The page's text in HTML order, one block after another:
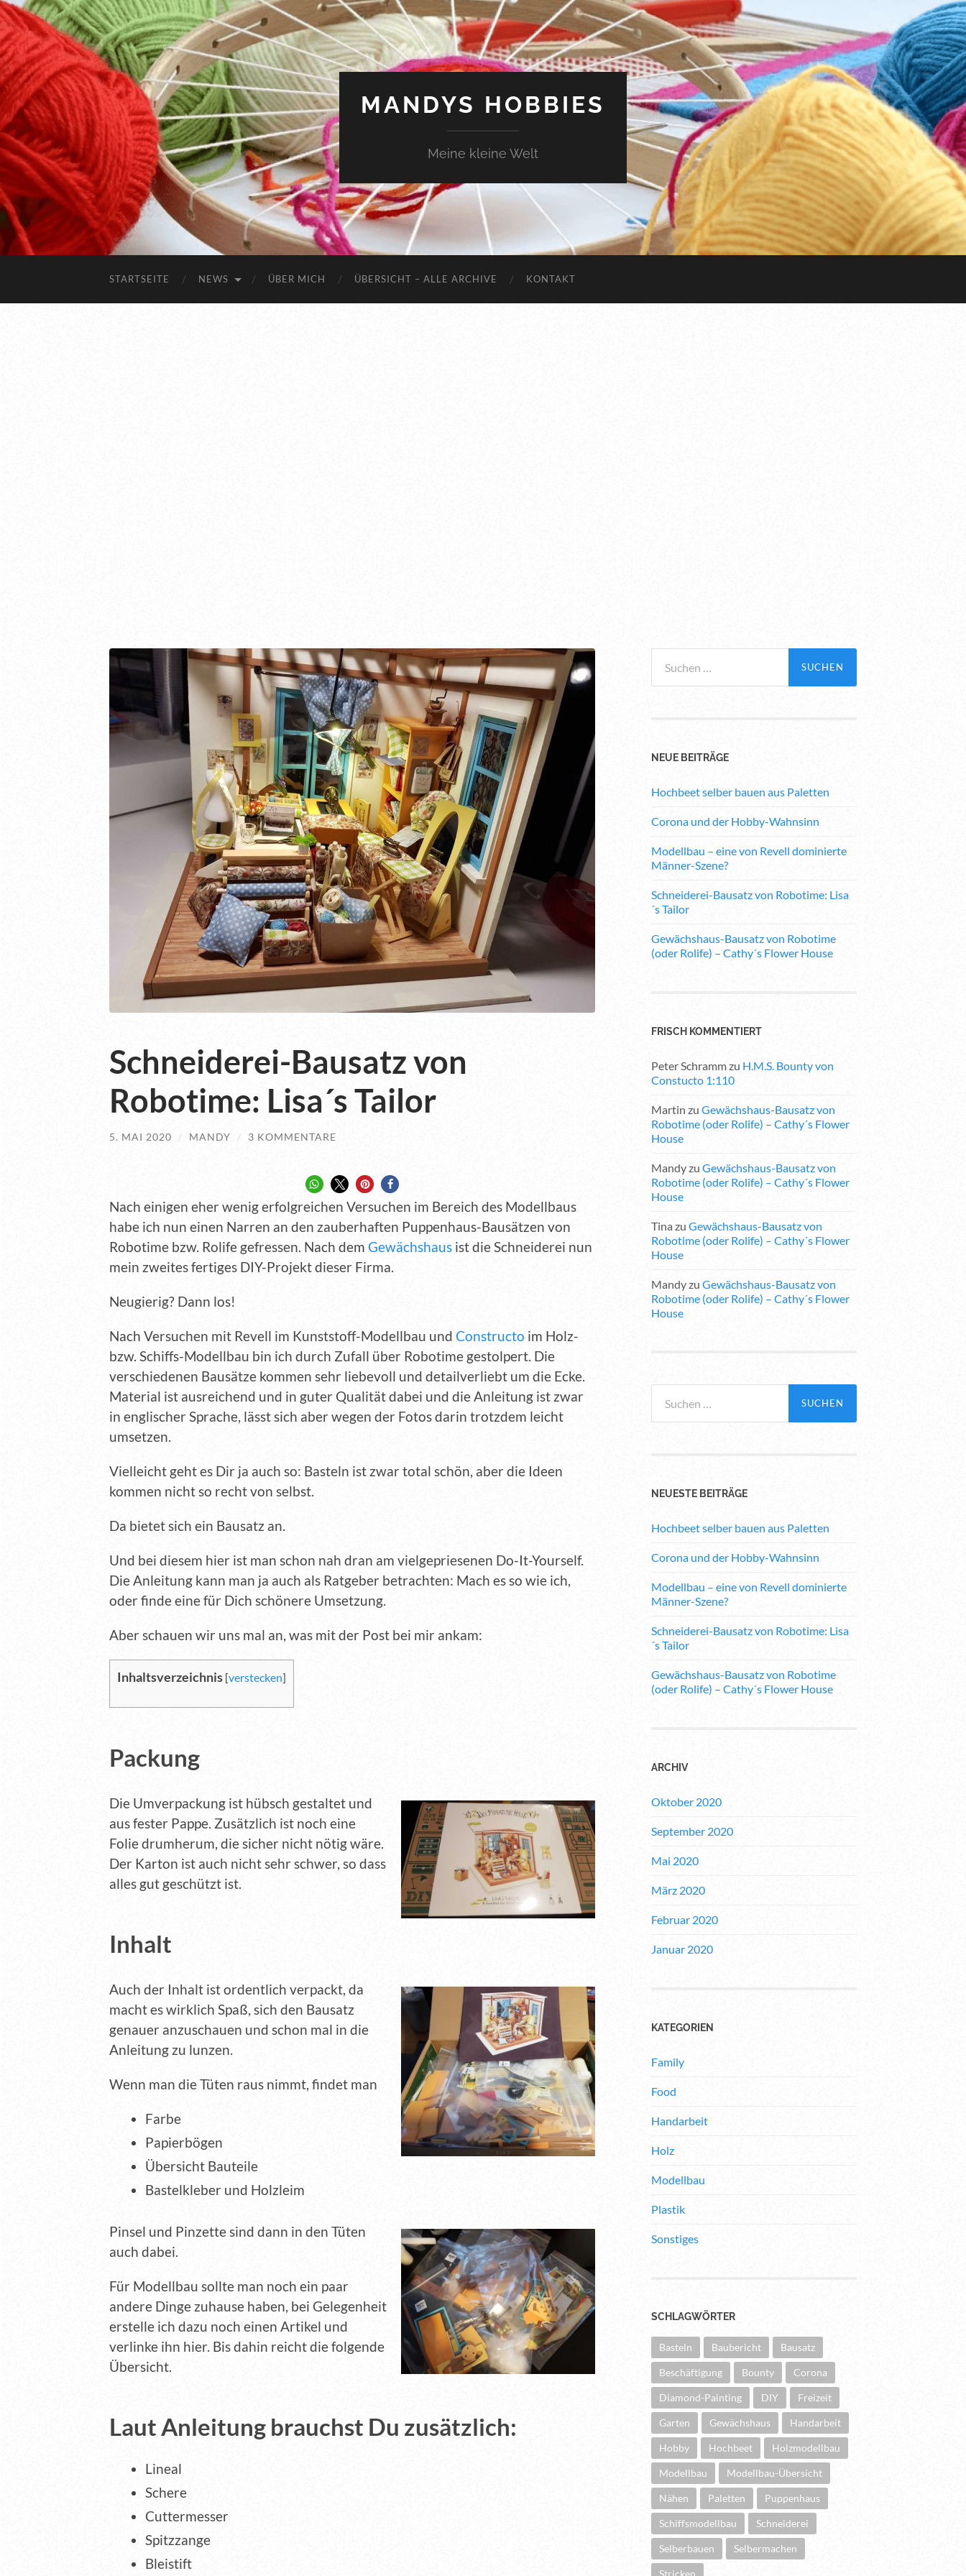
MANDYS HOBBIES
Meine kleine Welt
STARTSEITE NEWS ÜBER MICH ÜBERSICHT – ALLE ARCHIVE KONTAKT
Schneiderei-Bausatz von
Robotime: Lisa´s Tailor
5. MAI 2020 / MANDY / 3 KOMMENTARE
Nach einigen eher wenig erfolgreichen Versuchen im Bereich des Modellbaus
habe ich nun einen Narren an den zauberhaften Puppenhaus-Bausätzen von
Robotime bzw. Rolife gefressen. Nach dem Gewächshaus ist die Schneiderei nun
mein zweites fertiges DIY-Projekt dieser Firma.
Neugierig? Dann los!
Nach Versuchen mit Revell im Kunststoff-Modellbau und Constructo im Holz-
bzw. Schiffs-Modellbau bin ich durch Zufall über Robotime gestolpert. Die
verschiedenen Bausätze kommen sehr liebevoll und detailverliebt um die Ecke.
Material ist ausreichend und in guter Qualität dabei und die Anleitung ist zwar
in englischer Sprache, lässt sich aber wegen der Fotos darin trotzdem leicht
umsetzen.
Vielleicht geht es Dir ja auch so: Basteln ist zwar total schön, aber die Ideen
kommen nicht so recht von selbst.
Da bietet sich ein Bausatz an.
Und bei diesem hier ist man schon nah dran am vielgepriesenen Do-It-Yourself.
Die Anleitung kann man ja auch als Ratgeber betrachten: Mach es so wie ich,
oder finde eine für Dich schönere Umsetzung.
Aber schauen wir uns mal an, was mit der Post bei mir ankam:
Inhaltsverzeichnis [verstecken]
Packung
Die Umverpackung ist hübsch gestaltet und
aus fester Pappe. Zusätzlich ist noch eine
Folie drumherum, die sicher nicht nötig wäre.
Der Karton ist auch nicht sehr schwer, so dass
alles gut geschützt ist.
Inhalt
Auch der Inhalt ist ordentlich verpackt, da
macht es wirklich Spaß, sich den Bausatz
genauer anzuschauen und schon mal in die
Anleitung zu lunzen.
Wenn man die Tüten raus nimmt, findet man
Farbe
Papierbögen
Übersicht Bauteile
Bastelkleber und Holzleim
Pinsel und Pinzette sind dann in den Tüten
auch dabei.
Für Modellbau sollte man noch ein paar
andere Dinge zuhause haben, bei Gelegenheit
erstelle ich dazu noch einen Artikel und
verlinke ihn hier. Bis dahin reicht die folgende
Übersicht.
Laut Anleitung brauchst Du zusätzlich:
Lineal
Schere
Cuttermesser
Spitzzange
Bleistift
nach:
NEUE BEITRÄGE
Hochbeet selber bauen aus Paletten
Corona und der Hobby-Wahnsinn
Modellbau – eine von Revell dominierte
Männer-Szene?
Schneiderei-Bausatz von Robotime: Lisa
´s Tailor
Gewächshaus-Bausatz von Robotime
(oder Rolife) – Cathy´s Flower House
FRISCH KOMMENTIERT
Peter Schrammzu H.M.S. Bounty von
Constucto 1:110
Martin zu Gewächshaus-Bausatz von
Robotime (oder Rolife) – Cathy´s Flower
House
Mandyzu Gewächshaus-Bausatz von
Robotime (oder Rolife) – Cathy´s Flower
House
Tinazu Gewächshaus-Bausatz von
Robotime (oder Rolife) – Cathy´s Flower
House
Mandyzu Gewächshaus-Bausatz von
Robotime (oder Rolife) – Cathy´s Flower
House
nach:
NEUESTE BEITRÄGE
Hochbeet selber bauen aus Paletten
Corona und der Hobby-Wahnsinn
Modellbau – eine von Revell dominierte
Männer-Szene?
Schneiderei-Bausatz von Robotime: Lisa
´s Tailor
Gewächshaus-Bausatz von Robotime
(oder Rolife) – Cathy´s Flower House
ARCHIV
Oktober 2020
September 2020
Mai 2020
März 2020
Februar 2020
Januar 2020
KATEGORIEN
Family
Food
Handarbeit
Holz
Modellbau
Plastik
Sonstiges
SCHLAGWÖRTER
Basteln Baubericht Bausatz
Beschäftigung Bounty Corona
Diamond-Painting DIY Freizeit
Garten Gewächshaus Handarbeit
Hobby Hochbeet Holzmodellbau
Modellbau Modellbau-Übersicht
Nähen Paletten Puppenhaus
Schiffsmodellbau Schneiderei
Selberbauen Selbermachen